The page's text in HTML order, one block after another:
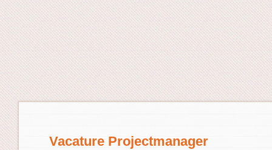
Vacature Projectmanager